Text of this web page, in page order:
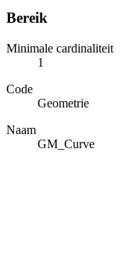
Bereik
Minimale cardinaliteit
1
Code
Geometrie
Naam
GM_Curve